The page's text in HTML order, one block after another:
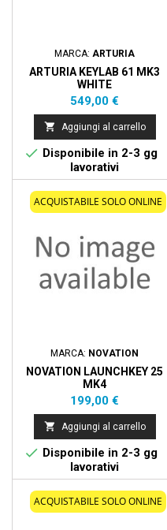
MARCA:ARTURIA
ARTURIA KEYLAB 61 MK3
WHITE
Prezzo
549,00 €
 Aggiungi al carrello
 Disponibile in 2-3 gg
lavorativi
ACQUISTABILE SOLO ONLINE
MARCA: NOVATION
NOVATION LAUNCHKEY 25
MK4
Prezzo
199,00 €
 Aggiungi al carrello
 Disponibile in 2-3 gg
lavorativi
ACQUISTABILE SOLO ONLINE